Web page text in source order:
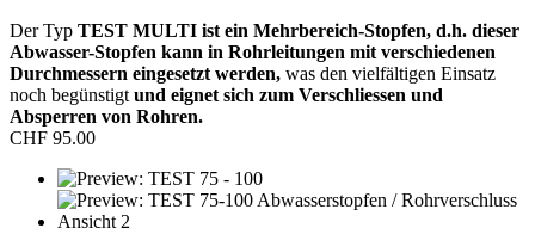
Der Typ TEST MULTI ist ein Mehrbereich-Stopfen, d.h. dieser
Abwasser-Stopfen kann in Rohrleitungen mit verschiedenen
Durchmessern eingesetzt werden, was den vielfältigen Einsatz
noch begünstigt und eignet sich zum Verschliessen und
Absperren von Rohren.
CHF 95.00